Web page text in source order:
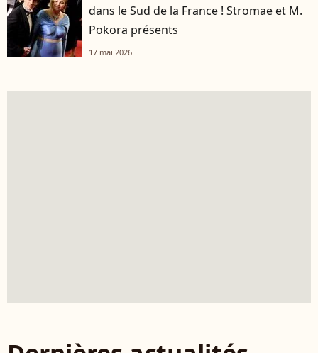
dans le Sud de la France ! Stromae et M.
Pokora présents
17 mai 2026